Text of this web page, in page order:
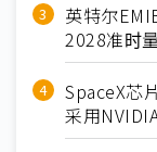
英特尔
2028准时
SpaceX芯
采用